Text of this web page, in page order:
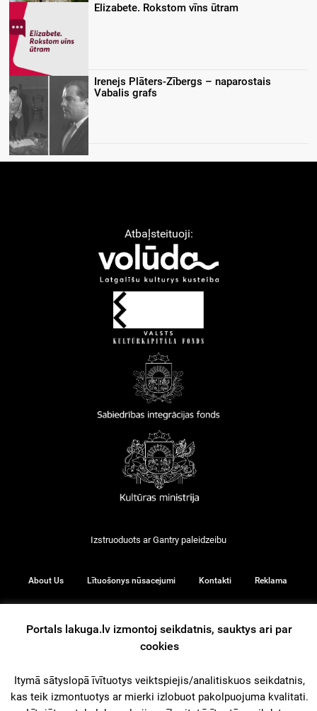
Elizabete. Rokstom vīns ūtram
Irenejs Plāters-Zībergs – naparostais
Vabalis grafs
Atbaļsteituoji:
Izstruoduots arGantry paleidzeibu
About Us Lītuošonys nūsacejumi Kontakti Reklama
© 2026
iz augšu
Portals lakuga.lv izmontoj seikdatnis, sauktys ari par
cookies
Itymā sātyslopā īvītuotys veiktspiejis/analitiskuos seikdatnis,
kas teik izmontuotys ar mierki izlobuot pakolpuojuma kvalitati.